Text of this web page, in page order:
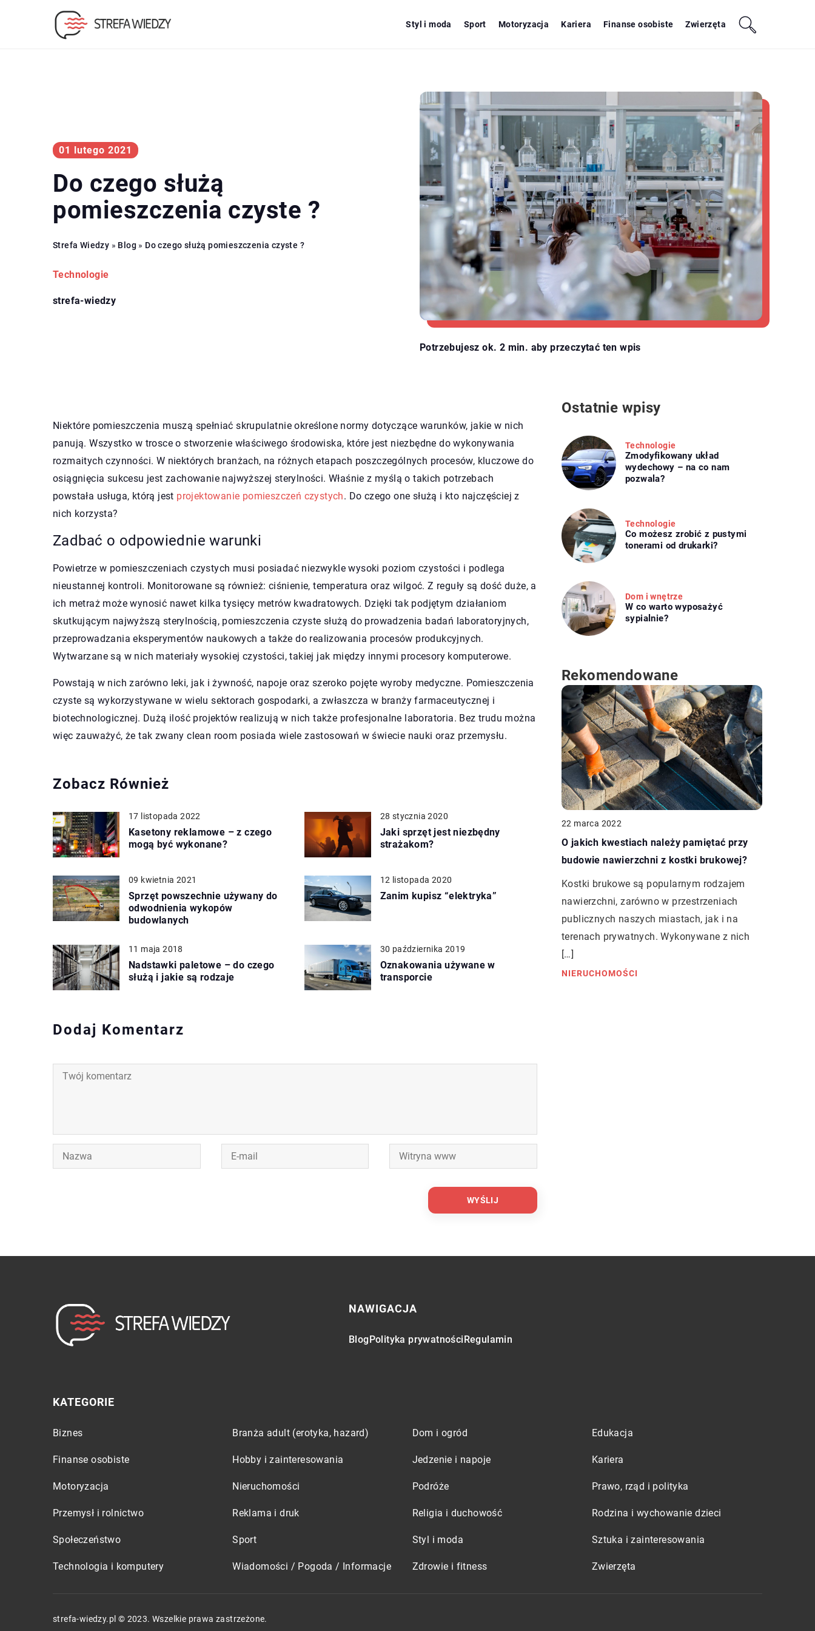
Styl i moda Sport Motoryzacja Kariera Finanse osobiste Zwierzęta
01 lutego 2021
Do czego służą
pomieszczenia czyste ?
Strefa Wiedzy » Blog » Do czego służą pomieszczenia czyste ?
Technologie
strefa-wiedzy
Potrzebujesz ok. 2 min. aby przeczytać ten wpis
Niektóre pomieszczenia muszą spełniać skrupulatnie określone normy dotyczące warunków, jakie w nich
panują. Wszystko w trosce o stworzenie właściwego środowiska, które jest niezbędne do wykonywania
rozmaitych czynności. W niektórych branżach, na różnych etapach poszczególnych procesów, kluczowe do
osiągnięcia sukcesu jest zachowanie najwyższej sterylności. Właśnie z myślą o takich potrzebach
powstała usługa, którą jest projektowanie pomieszczeń czystych. Do czego one służą i kto najczęściej z
nich korzysta?
Zadbać o odpowiednie warunki
Powietrze w pomieszczeniach czystych musi posiadać niezwykle wysoki poziom czystości i podlega
nieustannej kontroli. Monitorowane są również: ciśnienie, temperatura oraz wilgoć. Z reguły są dość duże, a
ich metraż może wynosić nawet kilka tysięcy metrów kwadratowych. Dzięki tak podjętym działaniom
skutkującym najwyższą sterylnością, pomieszczenia czyste służą do prowadzenia badań laboratoryjnych,
przeprowadzania eksperymentów naukowych a także do realizowania procesów produkcyjnych.
Wytwarzane są w nich materiały wysokiej czystości, takiej jak między innymi procesory komputerowe.
Powstają w nich zarówno leki, jak i żywność, napoje oraz szeroko pojęte wyroby medyczne. Pomieszczenia
czyste są wykorzystywane w wielu sektorach gospodarki, a zwłaszcza w branży farmaceutycznej i
biotechnologicznej. Dużą ilość projektów realizują w nich także profesjonalne laboratoria. Bez trudu można
więc zauważyć, że tak zwany clean room posiada wiele zastosowań w świecie nauki oraz przemysłu.
Zobacz Również
17 listopada 2022
Kasetony reklamowe – z czego
mogą być wykonane?
28 stycznia 2020
Jaki sprzęt jest niezbędny
strażakom?
09 kwietnia 2021
Sprzęt powszechnie używany do
odwodnienia wykopów
budowlanych
12 listopada 2020
Zanim kupisz “elektryka”
11 maja 2018
Nadstawki paletowe – do czego
służą i jakie są rodzaje
30 października 2019
Oznakowania używane w
transporcie
Dodaj Komentarz
Ostatnie wpisy
Technologie
Zmodyfikowany układ
wydechowy – na co nam
pozwala?
Technologie
Co możesz zrobić z pustymi
tonerami od drukarki?
Dom i wnętrze
W co warto wyposażyć
sypialnie?
Rekomendowane
22 marca 2022
O jakich kwestiach należy pamiętać przy
budowie nawierzchni z kostki brukowej?
Kostki brukowe są popularnym rodzajem
nawierzchni, zarówno w przestrzeniach
publicznych naszych miastach, jak i na
terenach prywatnych. Wykonywane z nich
[…]
NIERUCHOMOŚCI
NAWIGACJA
BlogPolityka prywatnościRegulamin
KATEGORIE
Biznes Branża adult (erotyka, hazard) Dom i ogród Edukacja
Finanse osobiste Hobby i zainteresowania Jedzenie i napoje Kariera
Motoryzacja Nieruchomości Podróże Prawo, rząd i polityka
Przemysł i rolnictwo Reklama i druk Religia i duchowość Rodzina i wychowanie dzieci
Społeczeństwo Sport Styl i moda Sztuka i zainteresowania
Technologia i komputery Wiadomości / Pogoda / Informacje Zdrowie i fitness Zwierzęta
strefa-wiedzy.pl © 2023. Wszelkie prawa zastrzeżone.